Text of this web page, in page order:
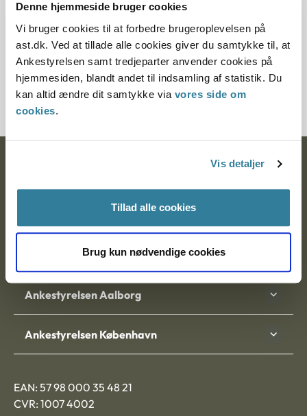
Denne hjemmeside bruger cookies
Vi bruger cookies til at forbedre brugeroplevelsen på
ast.dk. Ved at tillade alle cookies giver du samtykke til, at
Ankestyrelsen samt tredjeparter anvender cookies på
hjemmesiden, blandt andet til indsamling af statistik. Du
kan altid ændre dit samtykke via vores side om
cookies.
Vis detaljer
Tillad alle cookies
Brug kun nødvendige cookies
§ 11 § 91
Journalnummer
20321-922060991
Postadresse:
Nytorv 7, 2. sal
Ankestyrelsen Aalborg
Ankestyrelsen København
EAN: 57 98 000 35 48 21
CVR: 1007 4002